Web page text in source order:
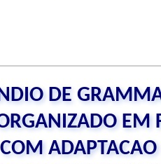
DE
EM